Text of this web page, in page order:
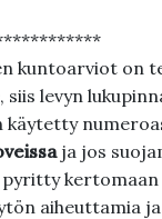
kuntoarviot on
levyn
käytetty
ja jos
pyritty
aiheuttamia